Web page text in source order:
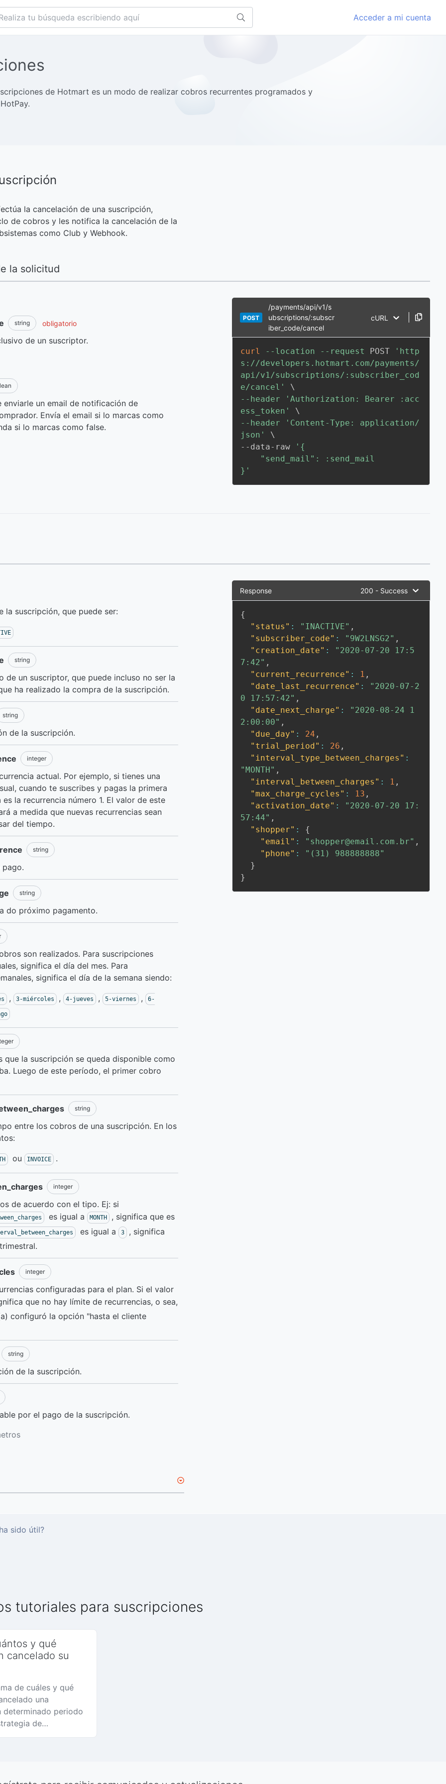
de Hotmart es un modo de realizar cobros recurrentes programados y
la cancelación de una suscripción,
de cobros y les notifica la cancelación de la
como Club y Webhook.
la solicitud
string obligatorio
de un suscriptor.
enviarle un email de notificación de
Envía el email si lo marcas como
si lo marcas como false.
POST
/payments/api/v1/s
ubscriptions/:subscr
iber_code/cancel
cURL
curl --location --request POST
'http
s://developers.hotmart.com/payments/
api/v1/subscriptions/:subscriber_cod
e/cancel'
\
--header
'Authorization: Bearer :acc
ess_token'
\
--header
'Content-Type: application/
json'
\
--data-raw
'{
}'
la suscripción, que puede ser:
string
de un suscriptor, que puede incluso no ser la
ha realizado la compra de la suscripción.
string
de la suscripción.
integer
actual. Por ejemplo, si tienes una
cuando te suscribes y pagas la primera
es la recurrencia número 1. El valor de este
a medida que nuevas recurrencias sean
del tiempo.
string
pago.
string
do próximo pagamento.
son realizados. Para suscripciones
significa el día del mes. Para
significa el día de la semana siendo:
, 3-miércoles , 4-jueves , 5-viernes , 6-
que la suscripción se queda disponible como
Luego de este período, el primer cobro
string
entre los cobros de una suscripción. En los
ou INVOICE .
integer
de acuerdo con el tipo. Ej: si
es igual a MONTH
, significa que es
es igual a 3
, significa
integer
configuradas para el plan. Si el valor
que no hay límite de recurrencias, o sea,
configuró la opción "hasta el cliente
string
de la suscripción.
por el pago de la suscripción.
Response 200 - Success
{
"status" : "INACTIVE" ,
"subscriber_code" : "9W2LNSG2" ,
"creation_date" :
"2020-07-20 17:5
7:42" ,
"current_recurrence" : 1 ,
"date_last_recurrence" :
"2020-07-2
0 17:57:42" ,
"date_next_charge" :
"2020-08-24 1
2:00:00" ,
"due_day" : 24 ,
"trial_period" : 26 ,
"interval_type_between_charges" :
"MONTH" ,
"interval_between_charges" : 1 ,
"max_charge_cycles" : 13 ,
"activation_date" :
"2020-07-20 17:
57:44" ,
"shopper" :
{
"email" : "shopper@email.com.br" ,
"phone" :
"(31) 988888888"
}
}
sido útil?
tutoriales para suscripciones
y qué
cancelado su
de cuáles y qué
una
determinado periodo
de
Acceder a mi cuenta